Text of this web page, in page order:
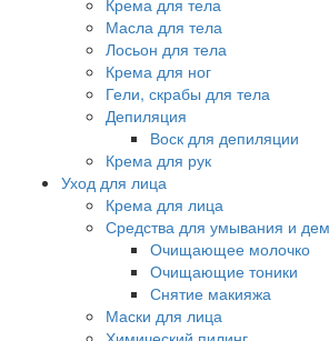
Крема для тела
Масла для тела
Лосьон для тела
Крема для ног
Гели, скрабы для тела
Депиляция
Воск для депиляции
Крема для рук
Уход для лица
Крема для лица
Средства для умывания и
Очищающее молочко
Очищающие тоники
Снятие макияжа
Маски для лица